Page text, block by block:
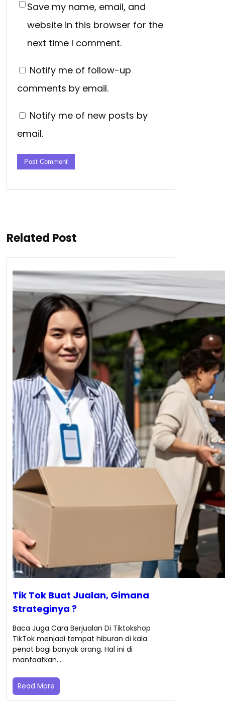
Save my name, email, and
website in this browser for the
next time I comment.
Notify me of follow-up
comments by email.
Notify me of new posts by
email.
Related Post
Tik Tok Buat Jualan, Gimana
Strateginya ?
Baca Juga Cara Berjualan Di Tiktokshop
TikTok menjadi tempat hiburan di kala
penat bagi banyak orang. Hal ini di
manfaatkan…
Read More